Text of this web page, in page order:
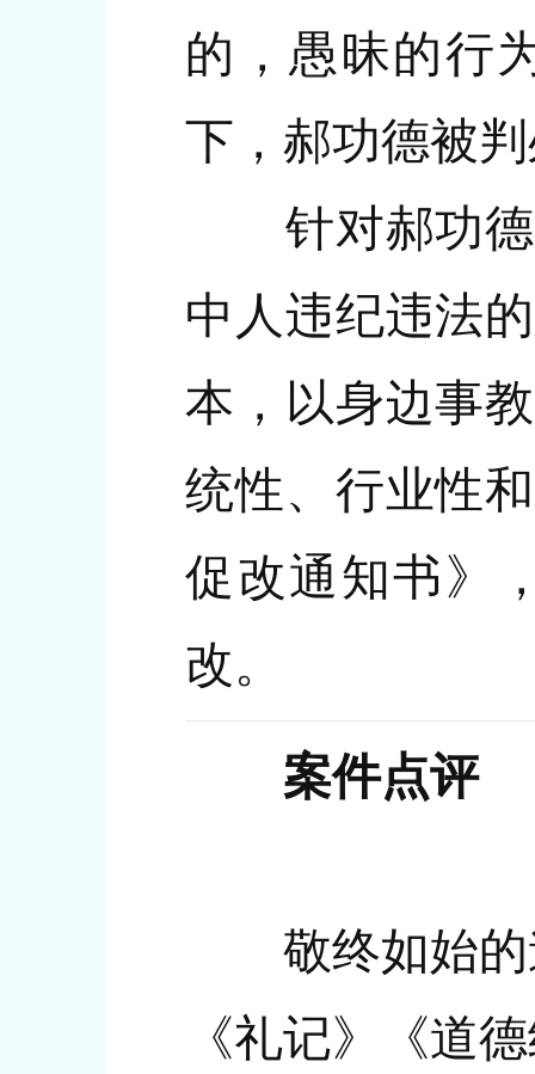
的，愚昧的行
下，郝功德被
针对郝功德
中人违纪违法
本，以身边事
统性、行业性
促改通知书》
改。
案件点评
敬终如始的
《礼记》《道